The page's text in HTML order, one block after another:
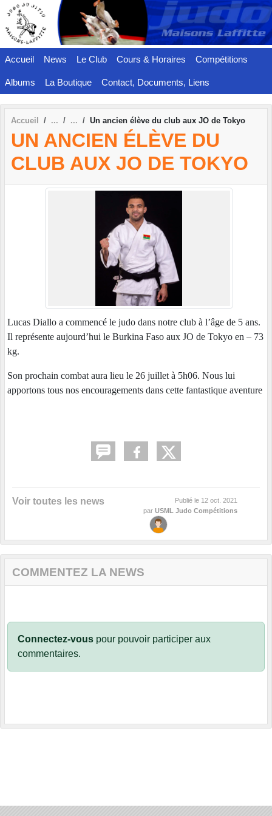
Accueil News Le Club Cours & Horaires Compétitions
Albums La Boutique Contact, Documents, Liens
Accueil Un ancien élève du club aux JO de Tokyo
UN ANCIEN ÉLÈVE DU
CLUB AUX JO DE TOKYO
Lucas Diallo a commencé le judo dans notre club à l’âge de 5 ans.
Il représente aujourd’hui le Burkina Faso aux JO de Tokyo en – 73
kg.
Son prochain combat aura lieu le 26 juillet à 5h06. Nous lui
apportons tous nos encouragements dans cette fantastique aventure
Voir toutes les news Publié le 12 oct. 2021
par USML Judo Compétitions
COMMENTEZ LA NEWS
Connectez-vous pour pouvoir participer aux
commentaires.
Panneau de gestion des cookies